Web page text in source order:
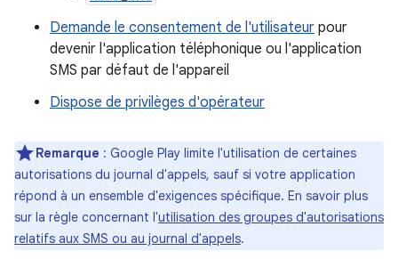
Demande le consentement de l'utilisateur pour
devenir l'application téléphonique ou l'application
SMS par défaut de l'appareil
Dispose de privilèges d'opérateur
Remarque : Google Play limite l'utilisation de certaines
autorisations du journal d'appels, sauf si votre application
répond à un ensemble d'exigences spécifique. En savoir plus
sur la règle concernant l'utilisation des groupes d'autorisations
relatifs aux SMS ou au journal d'appels.